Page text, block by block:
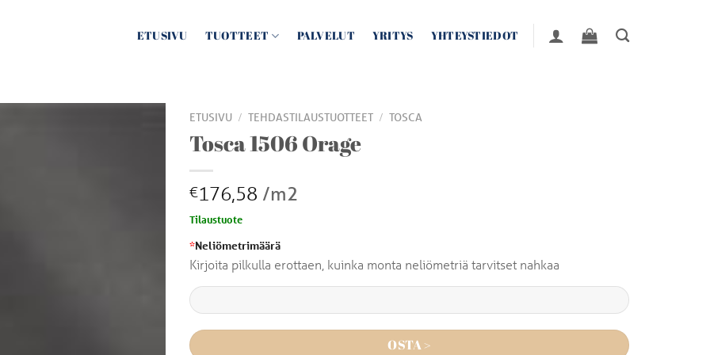
ETUSIVU TUOTTEET PALVELUT YRITYS YHTEYSTIEDOT
ETUSIVU / TEHDASTILAUSTUOTTEET / TOSCA
Tosca 1506 Orage
€176,58 /m2
Tilaustuote
*Neliömetrimäärä
Kirjoita pilkulla erottaen, kuinka monta neliömetriä tarvitset nahkaa
OSTA >